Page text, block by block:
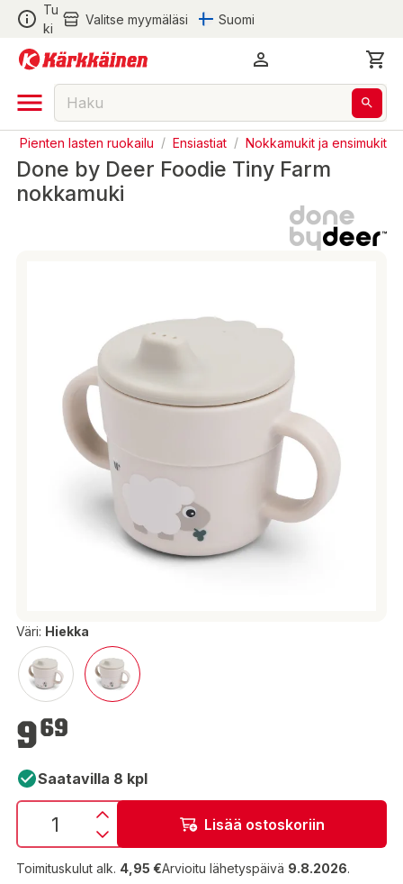
Tu
ki
Valitse myymäläsi Suomi
Pienten lasten ruokailu / Ensiastiat / Nokkamukit ja ensimukit
Done by Deer Foodie Tiny Farm
nokkamuki
Väri: Hiekka
9,69 €
969
Saatavilla 8 kpl
Lisää ostoskoriin
Toimituskulut alk. 4,95 €Arvioitu lähetyspäivä 9.8.2026.